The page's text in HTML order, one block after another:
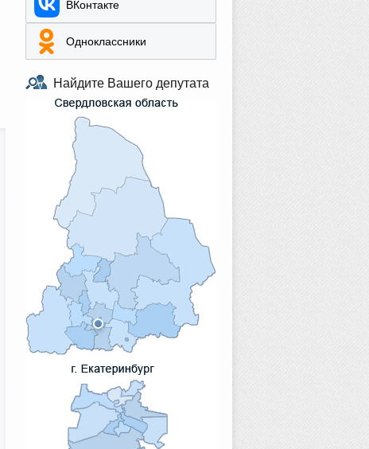
ВКонтакте
Одноклассники
Найдите Вашего депутата